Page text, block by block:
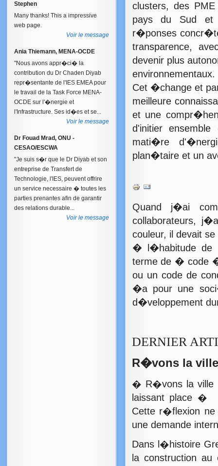
Stephen
Many thanks! This a impressive
web page.
Voir le message
Ania Thiemann, MENA-OCDE
"Nous avons appr�ci� la
contribution du Dr Chaden Diyab
repr�sentante de l'IES EMEA pour
le travail de la Task Force MENA-
OCDE sur l'�nergie et
l'Infrastructure. Ses id�es et se...
Voir le message
Dr Fouad Mrad, ONU -
CESAO/ESCWA
"Je suis s�r que le Dr Diyab et son
entreprise de Transfert de
Technologie, l'IES, peuvent offrire
un service necessaire � toutes les
parties prenantes afin de garantir
des relations durable...
Voir le message
clusters, des
pays du Sud
r�ponses
transparence,
devenir plus
environnementaux.
Cet �change et
meilleure
et une
d'initier
mati�re
plan�taire et un
Quand j�ai
collaborateurs,
couleur, il devait
� l�habitude de
terme de � code
ou un code de
�a pour une
d�veloppement
DERNIER
R�vons la ville
� R�vons la ville
laissant place �
Cette r�flexion
une demande
Dans l�histoire
la construction